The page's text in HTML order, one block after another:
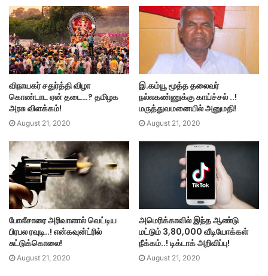
விநாயகர் சதுர்த்தி விழா
கொண்டாட ஏன் தடை…? தமிழக
அரசு விளக்கம்!
August 21, 2020
இ.கம்யூ மூத்த தலைவர்
நல்லகண்ணுக்கு காய்ச்சல் ..!
மருத்துவமனையில் அனுமதி!
August 21, 2020
போலீசாரை அரிவாளால் வெட்டிய
பிரபல ரவுடி..! என்கவுன்ட்ரில்
சுட்டுக்கொலை!
August 21, 2020
அமெரிக்காவில் இந்த ஆண்டு
மட்டும் 3,80,000 வீடியோக்கள்
நீக்கம்..! டிக்டாக் அறிவிப்பு!
August 21, 2020